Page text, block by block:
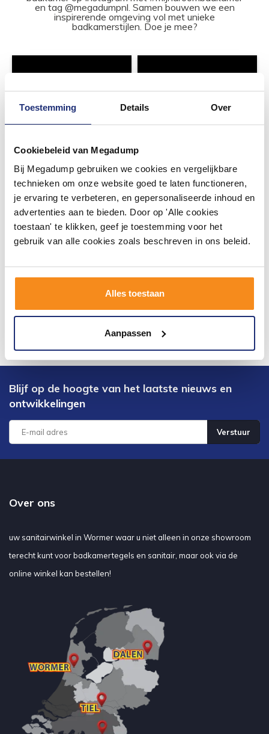
Toestemming Details Over
Cookiebeleid van Megadump
Bij Megadump gebruiken we cookies en vergelijkbare
technieken om onze website goed te laten functioneren,
je ervaring te verbeteren, en gepersonaliseerde inhoud en
advertenties aan te bieden. Door op 'Alle cookies
toestaan' te klikken, geef je toestemming voor het
gebruik van alle cookies zoals beschreven in ons beleid.
Alles toestaan
Aanpassen
en tag @megadumpnl. Samen bouwen we een
inspirerende omgeving vol met unieke
badkamerstijlen. Doe je mee?
Blijf op de hoogte van het laatste nieuws en
ontwikkelingen
Verstuur
Over ons
uw sanitairwinkel in Wormer waar u niet alleen in onze showroom
terecht kunt voor badkamertegels en sanitair, maar ook via de
online winkel kan bestellen!